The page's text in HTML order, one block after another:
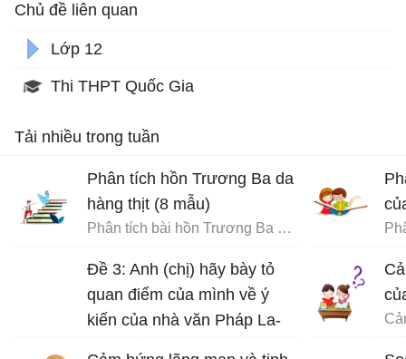
Chủ đề liên quan
Lớp 12
Thi THPT Quốc Gia
Tải nhiều trong tuần
Phân tích hồn Trương Ba da
hàng thịt (8 mẫu)
Phân tích bài hồn Trương Ba da hàng thịt - Văn mẫu 12
Đề 3: Anh (chị) hãy bày tỏ
quan điểm của mình về ý
kiến của nhà văn Pháp La-